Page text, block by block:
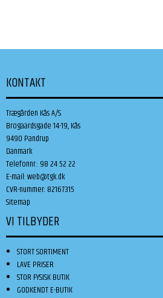
KONTAKT
Trægården Kås A/S
Brogaardsgade 14-19, Kås
9490 Pandrup
Danmark
Telefonnr.: 98 24 52 22
E-mail:web@tgk.dk
CVR-nummer: 82167315
Sitemap
VI TILBYDER
STORT SORTIMENT
LAVE PRISER
STOR FYSISK BUTIK
GODKENDT E-BUTIK